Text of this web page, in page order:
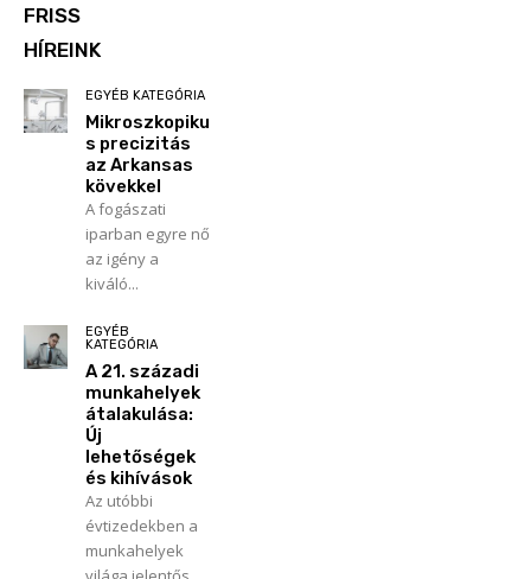
FRISS
HÍREINK
EGYÉB KATEGÓRIA
Mikroszkopiku
s precizitás
az Arkansas
kövekkel
A fogászati
iparban egyre nő
az igény a
kiváló...
EGYÉB
KATEGÓRIA
A 21. századi
munkahelyek
átalakulása:
Új
lehetőségek
és kihívások
Az utóbbi
évtizedekben a
munkahelyek